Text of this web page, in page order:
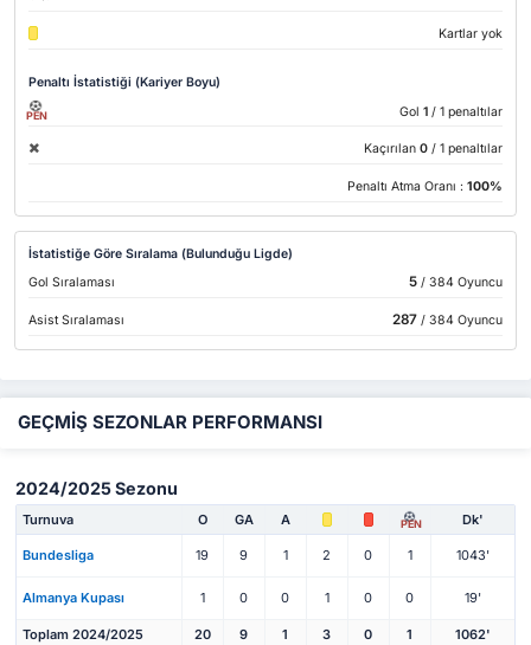
Kartlar yok
Penaltı İstatistiği (Kariyer Boyu)
PEN Gol 1 / 1 penaltılar
Kaçırılan 0 / 1 penaltılar
Penaltı Atma Oranı : 100%
İstatistiğe Göre Sıralama (Bulunduğu Ligde)
Gol Sıralaması
5/ 384 Oyuncu
Asist Sıralaması 287/ 384 Oyuncu
GEÇMİŞ SEZONLAR PERFORMANSI
2024/2025 Sezonu
Turnuva O GA A PEN Dk'
Bundesliga 19 9 1 2 0 1 1043'
Almanya Kupası 1 0 0 1 0 0 19'
Toplam 2024/2025 20 9 1 3 0 1 1062'